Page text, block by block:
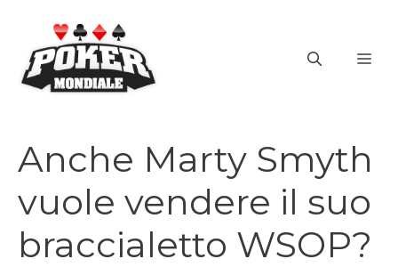
contenuto
Anche Marty Smyth
vuole vendere il suo
braccialetto WSOP?